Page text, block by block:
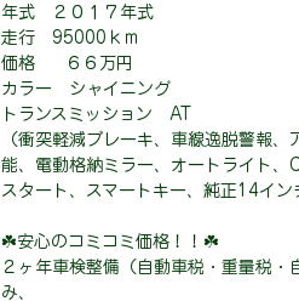
年式 ２０１７年式
走行 95000ｋｍ
価格 ６６万円
カラー シャイニング
トランスミッション AT
（衝突軽減ブレーキ、車線逸脱警報
能、電動格納ミラー、オートライト、
スタート、スマートキー、純正14イン
☘️安心のコミコミ価格！！☘️
２ヶ年車検整備（自動車税・重量税
み、